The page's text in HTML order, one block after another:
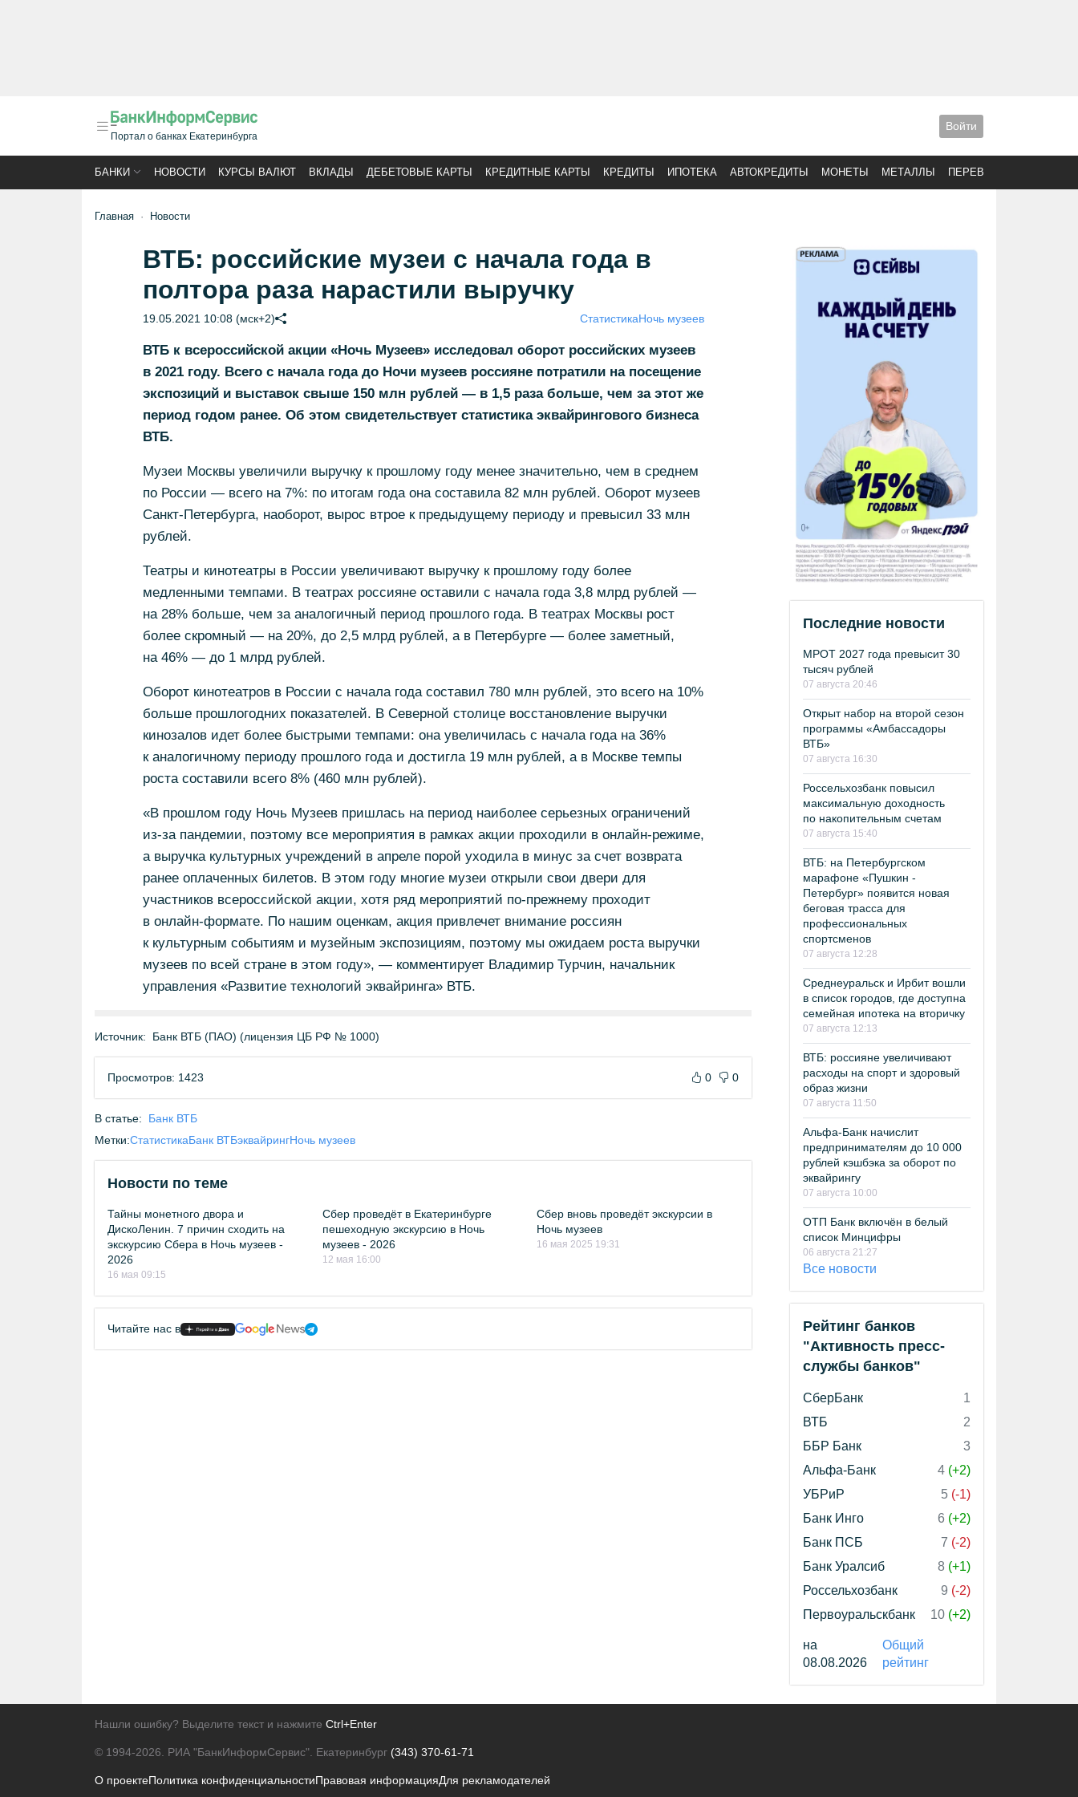
Портал о банках Екатеринбурга
Войти
БАНКИ НОВОСТИ КУРСЫ ВАЛЮТ ВКЛАДЫ ДЕБЕТОВЫЕ КАРТЫ КРЕДИТНЫЕ КАРТЫ КРЕДИТЫ ИПОТЕКА АВТОКРЕДИТЫ МОНЕТЫ МЕТАЛЛЫ ПЕРЕВОДЫ
Главная Новости
ВТБ: российские музеи с начала года в
полтора раза нарастили выручку
19.05.2021 10:08 (мск+2) СтатистикаНочь музеев
ВТБ к всероссийской акции «Ночь Музеев» исследовал оборот российских музеев
в 2021 году. Всего с начала года до Ночи музеев россияне потратили на посещение
экспозиций и выставок свыше 150 млн рублей — в 1,5 раза больше, чем за этот же
период годом ранее. Об этом свидетельствует статистика эквайрингового бизнеса
ВТБ.
Музеи Москвы увеличили выручку к прошлому году менее значительно, чем в среднем
по России — всего на 7%: по итогам года она составила 82 млн рублей. Оборот музеев
Санкт-Петербурга, наоборот, вырос втрое к предыдущему периоду и превысил 33 млн
рублей.
Театры и кинотеатры в России увеличивают выручку к прошлому году более
медленными темпами. В театрах россияне оставили с начала года 3,8 млрд рублей —
на 28% больше, чем за аналогичный период прошлого года. В театрах Москвы рост
более скромный — на 20%, до 2,5 млрд рублей, а в Петербурге — более заметный,
на 46% — до 1 млрд рублей.
Оборот кинотеатров в России с начала года составил 780 млн рублей, это всего на 10%
больше прошлогодних показателей. В Северной столице восстановление выручки
кинозалов идет более быстрыми темпами: она увеличилась с начала года на 36%
к аналогичному периоду прошлого года и достигла 19 млн рублей, а в Москве темпы
роста составили всего 8% (460 млн рублей).
«В прошлом году Ночь Музеев пришлась на период наиболее серьезных ограничений
из-за пандемии, поэтому все мероприятия в рамках акции проходили в онлайн-режиме,
а выручка культурных учреждений в апреле порой уходила в минус за счет возврата
ранее оплаченных билетов. В этом году многие музеи открыли свои двери для
участников всероссийской акции, хотя ряд мероприятий по-прежнему проходит
в онлайн-формате. По нашим оценкам, акция привлечет внимание россиян
к культурным событиям и музейным экспозициям, поэтому мы ожидаем роста выручки
музеев по всей стране в этом году», — комментирует Владимир Турчин, начальник
управления «Развитие технологий эквайринга» ВТБ.
Источник: Банк ВТБ (ПАО) (лицензия ЦБ РФ № 1000)
Просмотров: 1423 0 0
В статье:
Банк ВТБ
Метки:СтатистикаБанк ВТБэквайрингНочь музеев
Новости по теме
Тайны монетного двора и
ДискоЛенин. 7 причин сходить на
экскурсию Сбера в Ночь музеев -
2026
16 мая 09:15
Сбер проведёт в Екатеринбурге
пешеходную экскурсию в Ночь
музеев - 2026
12 мая 16:00
Сбер вновь проведёт экскурсии в
Ночь музеев
16 мая 2025 19:31
Читайте нас в
Последние новости
МРОТ 2027 года превысит 30
тысяч рублей
07 августа 20:46
Открыт набор на второй сезон
программы «Амбассадоры
ВТБ»
07 августа 16:30
Россельхозбанк повысил
максимальную доходность
по накопительным счетам
07 августа 15:40
ВТБ: на Петербургском
марафоне «Пушкин -
Петербург» появится новая
беговая трасса для
профессиональных
спортсменов
07 августа 12:28
Среднеуральск и Ирбит вошли
в список городов, где доступна
семейная ипотека на вторичку
07 августа 12:13
ВТБ: россияне увеличивают
расходы на спорт и здоровый
образ жизни
07 августа 11:50
Альфа-Банк начислит
предпринимателям до 10 000
рублей кэшбэка за оборот по
эквайрингу
07 августа 10:00
ОТП Банк включён в белый
список Минцифры
06 августа 21:27
Все новости
Рейтинг банков
"Активность пресс-
службы банков"
СберБанк
1
ВТБ
2
ББР Банк
3
Альфа-Банк
4 (+2)
УБРиР
5 (-1)
Банк Инго
6 (+2)
Банк ПСБ
7 (-2)
Банк Уралсиб
8 (+1)
Россельхозбанк
9 (-2)
Первоуральскбанк
10 (+2)
на
08.08.2026
Общий
рейтинг
Нашли ошибку? Выделите текст и нажмите Ctrl+Enter
© 1994-2026. РИА "БанкИнформСервис". Екатеринбург (343) 370-61-71
О проектеПолитика конфиденциальностиПравовая информацияДля рекламодателей